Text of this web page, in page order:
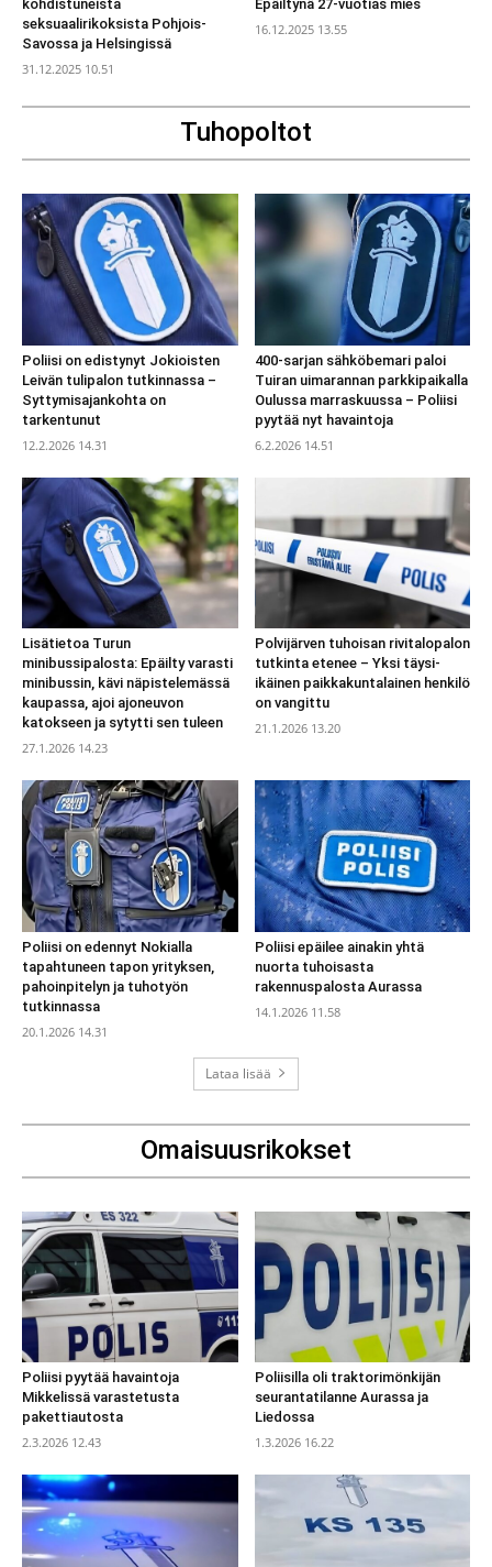
kohdistuneista
seksuaalirikoksista Pohjois-
Savossa ja Helsingissä
31.12.2025 10.51
Epäiltynä 27-vuotias mies
16.12.2025 13.55
Tuhopoltot
Poliisi on edistynyt Jokioisten
Leivän tulipalon tutkinnassa –
Syttymisajankohta on
tarkentunut
12.2.2026 14.31
400-sarjan sähköbemari paloi
Tuiran uimarannan parkkipaikalla
Oulussa marraskuussa – Poliisi
pyytää nyt havaintoja
6.2.2026 14.51
Lisätietoa Turun
minibussipalosta: Epäilty varasti
minibussin, kävi näpistelemässä
kaupassa, ajoi ajoneuvon
katokseen ja sytytti sen tuleen
27.1.2026 14.23
Polvijärven tuhoisan rivitalopalon
tutkinta etenee – Yksi täysi-
ikäinen paikkakuntalainen henkilö
on vangittu
21.1.2026 13.20
Poliisi on edennyt Nokialla
tapahtuneen tapon yrityksen,
pahoinpitelyn ja tuhotyön
tutkinnassa
20.1.2026 14.31
Poliisi epäilee ainakin yhtä
nuorta tuhoisasta
rakennuspalosta Aurassa
14.1.2026 11.58
Lataa lisää
Omaisuusrikokset
Poliisi pyytää havaintoja
Mikkelissä varastetusta
pakettiautosta
2.3.2026 12.43
Poliisilla oli traktorimönkijän
seurantatilanne Aurassa ja
Liedossa
1.3.2026 16.22